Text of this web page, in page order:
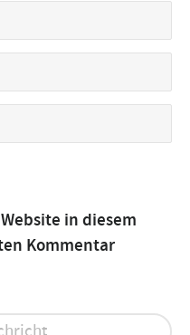
in diesem
Kommentar